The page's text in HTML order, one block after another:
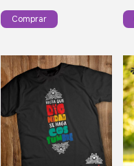
Comprar